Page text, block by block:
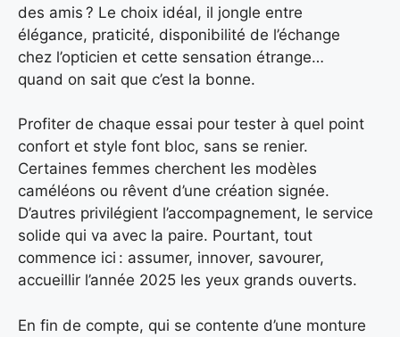
des amis ? Le choix idéal, il jongle entre
élégance, praticité, disponibilité de l’échange
chez l’opticien et cette sensation étrange…
quand on sait que c’est la bonne.
Profiter de chaque essai pour tester à quel point
confort et style font bloc, sans se renier.
Certaines femmes cherchent les modèles
caméléons ou rêvent d’une création signée.
D’autres privilégient l’accompagnement, le service
solide qui va avec la paire. Pourtant, tout
commence ici : assumer, innover, savourer,
accueillir l’année 2025 les yeux grands ouverts.
En fin de compte, qui se contente d’une monture